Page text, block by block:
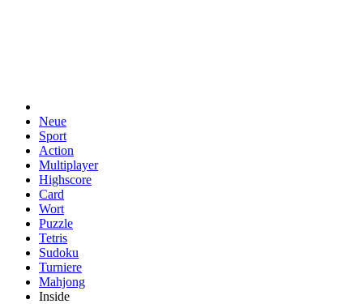
Neue
Sport
Action
Multiplayer
Highscore
Card
Wort
Puzzle
Tetris
Sudoku
Turniere
Mahjong
Inside